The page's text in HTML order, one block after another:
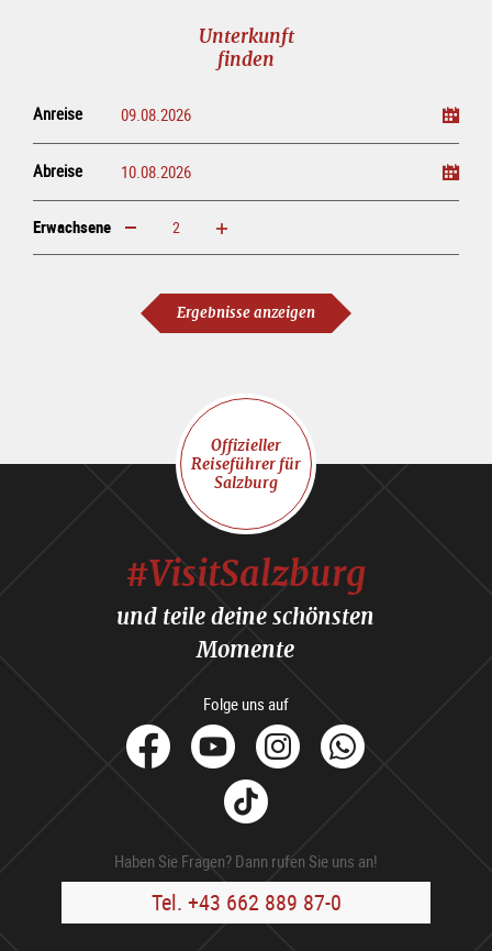
Unterkunft
finden
Anreise
Abreise
Erwachsene erhöhen verringern
Ergebnisse anzeigen
Offizieller
Reiseführer für
Salzburg
#VisitSalzburg
und teile deine schönsten
Momente
Folge uns auf
facebook
YoutubeInstagram
Tik
Tok
Haben Sie Fragen? Dann rufen Sie uns an!
Tel. +43 662 889 87-0